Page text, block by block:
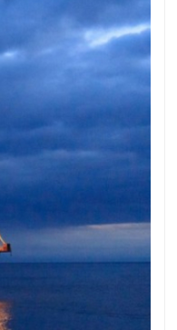
sahibkarlıq mühitinin
xidmət edir"
“Məqsədimiz daha
mühiti yaratmaq, çevik və
formalaşdırmaqdır”
dövlət-özəl tərəfdaşlığı
həyata keçirilən ilk pilot
“Əsrin müqaviləsi”
iqtisadi suverenliyini
dayaqlardandır”